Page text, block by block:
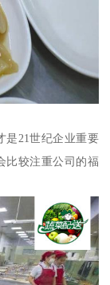
是21世纪企业重要
比较注重公司的福